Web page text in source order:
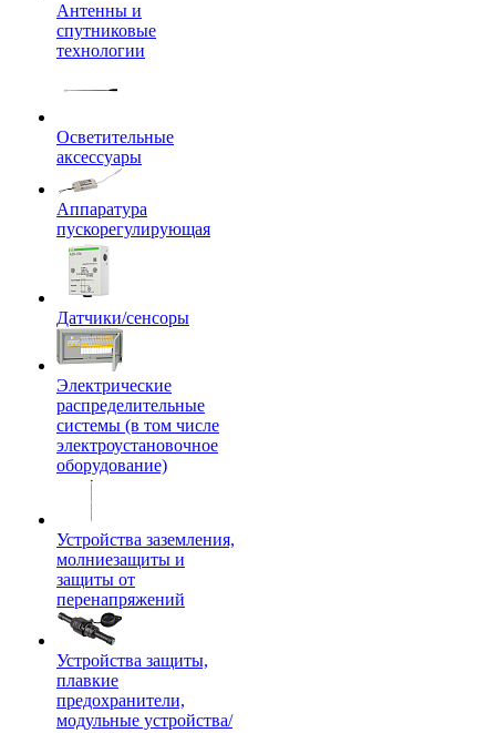
Антенны и
спутниковые
технологии
Осветительные
аксессуары
Аппаратура
пускорегулирующая
Датчики/сенсоры
Электрические
распределительные
системы (в том числе
электроустановочное
оборудование)
Устройства заземления,
молниезащиты и
защиты от
перенапряжений
Устройства защиты,
плавкие
предохранители,
модульные устройства/